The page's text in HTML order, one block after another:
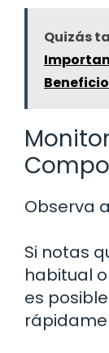
Quizás
Observa
Si notas
habitual
es